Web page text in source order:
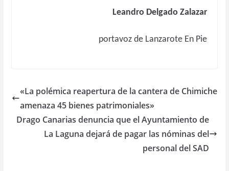
Leandro Delgado Zalazar
portavoz de Lanzarote En Pie
«La polémica reapertura de la cantera de Chimiche
amenaza 45 bienes patrimoniales»
Drago Canarias denuncia que el Ayuntamiento de
La Laguna dejará de pagar las nóminas del
personal del SAD